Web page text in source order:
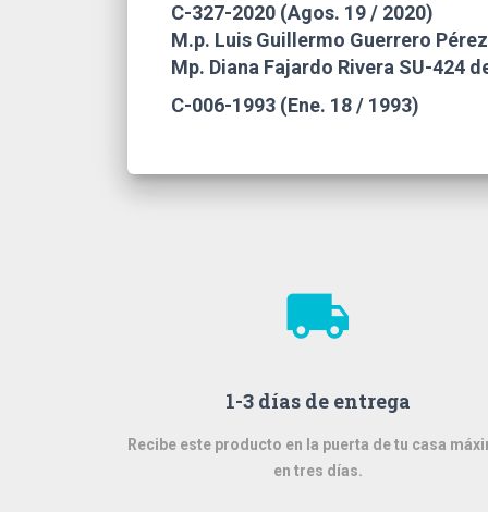
C-327-2020 (Agos. 19 / 2020)
M.p. Luis Guillermo Guerrero
Mp. Diana Fajardo Rivera SU-424
C-006-1993 (Ene. 18 / 1993)
local_shipping
1-3 días de entrega
Recibe este producto en la puerta de tu casa
en tres días.